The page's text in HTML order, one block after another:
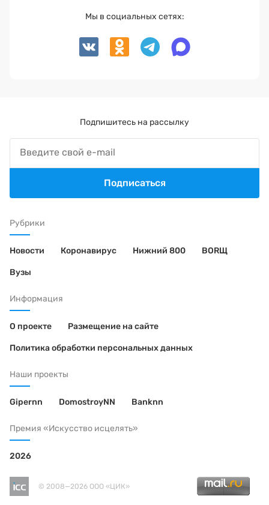
Рубрики
Новости Коронавирус Нижний 800 BORЩ
Вузы
Информация
О проекте Размещение на сайте
Политика обработки персональных данных
Наши проекты
Gipernn DomostroyNN Banknn
Премия «Искусство исцелять»
2026
© 2008—2026 ООО «ЦИК»
Мы в социальных сетях:
Подпишитесь на рассылку
Подписаться